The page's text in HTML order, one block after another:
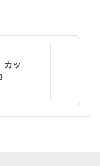
カッ